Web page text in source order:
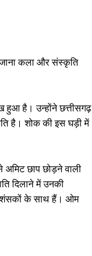
जाना कला और संस्कृति
हुआ है। उन्होंने छत्तीसगढ़
है। शोक की इस घड़ी में
अमिट छाप छोड़ने वाली
दिलाने में उनकी
के साथ हैं। ओम